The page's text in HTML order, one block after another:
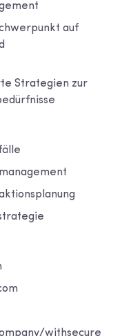
auf
Strategien zur
withsecure